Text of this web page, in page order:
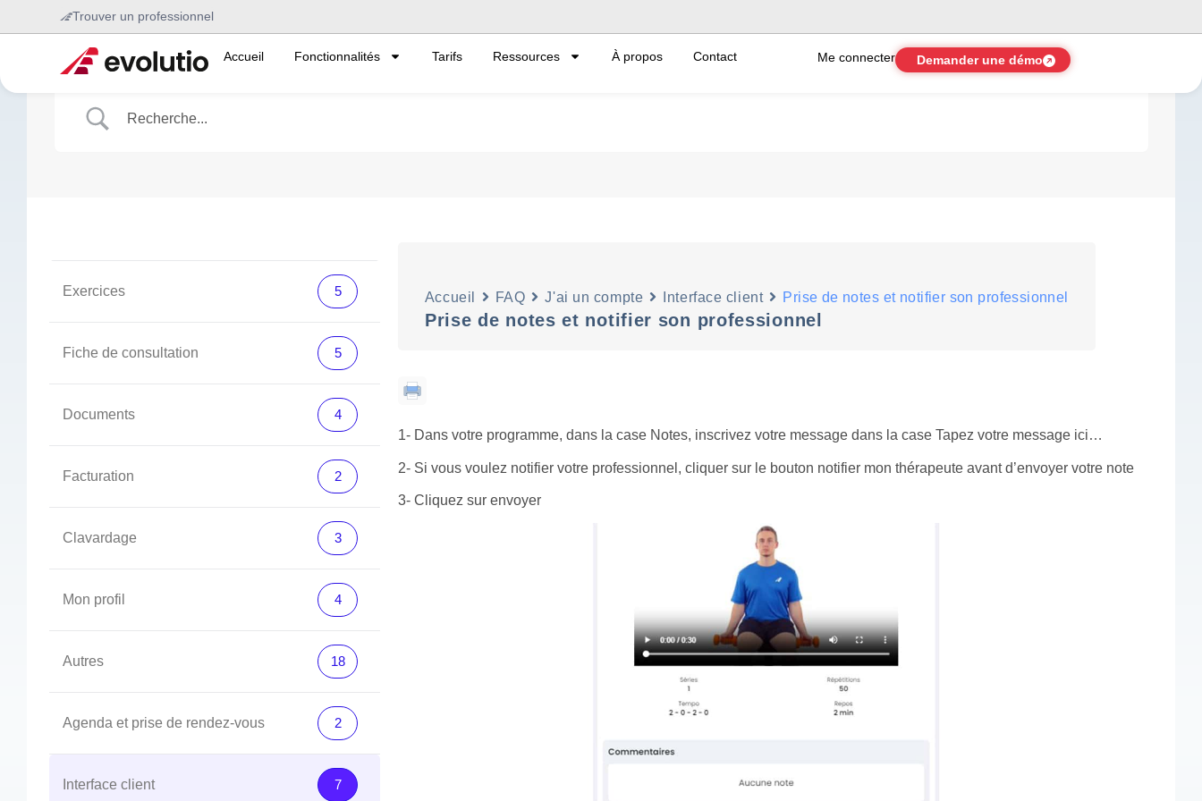
Trouver un professionnel
Accueil Fonctionnalités Tarifs Ressources À propos Contact Me connecter Demander une démo
Exercices 5
Fiche de consultation 5
Documents 4
Facturation 2
Clavardage 3
Mon profil 4
Autres 18
Agenda et prise de rendez-vous 2
Interface client 7
Prise de notes et notifier son professionnel
Accueil FAQ J'ai un compte Interface client Prise de notes et notifier son professionnel
1- Dans votre programme, dans la case Notes, inscrivez votre message dans la case Tapez votre message ici…
2- Si vous voulez notifier votre professionnel, cliquer sur le bouton notifier mon thérapeute avant d’envoyer votre note
3- Cliquez sur envoyer